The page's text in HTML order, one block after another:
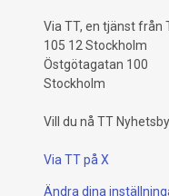
Via TT, en tjänst från
105 12 Stockholm
Östgötagatan 100
Stockholm
Vill du nå TT
Via TT på X
Ändra dina